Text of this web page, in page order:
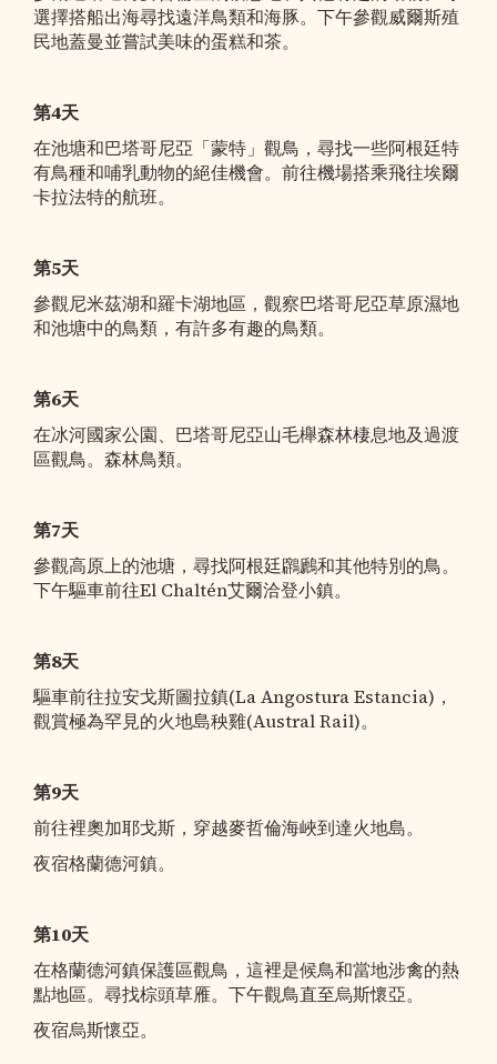
選擇搭船出海尋找遠洋鳥類和海豚。下午參觀威爾斯殖
民地蓋曼並嘗試美味的蛋糕和茶。
第4天
在池塘和巴塔哥尼亞「蒙特」觀鳥，尋找一些阿根廷特
有鳥種和哺乳動物的絕佳機會。前往機場搭乘飛往埃爾
卡拉法特的航班。
第5天
參觀尼米茲湖和羅卡湖地區，觀察巴塔哥尼亞草原濕地
和池塘中的鳥類，有許多有趣的鳥類。
第6天
在冰河國家公園、巴塔哥尼亞山毛櫸森林棲息地及過渡
區觀鳥。森林鳥類。
第7天
參觀高原上的池塘，尋找阿根廷鸊鷉和其他特別的鳥。
下午驅車前往El Chaltén艾爾洽登小鎮。
第8天
驅車前往拉安戈斯圖拉鎮(La Angostura Estancia)，
觀賞極為罕見的火地島秧雞(Austral Rail)。
第9天
前往裡奧加耶戈斯，穿越麥哲倫海峽到達火地島。
夜宿格蘭德河鎮。
第10天
在格蘭德河鎮保護區觀鳥，這裡是候鳥和當地涉禽的熱
點地區。尋找棕頭草雁。下午觀鳥直至烏斯懷亞。
夜宿烏斯懷亞。